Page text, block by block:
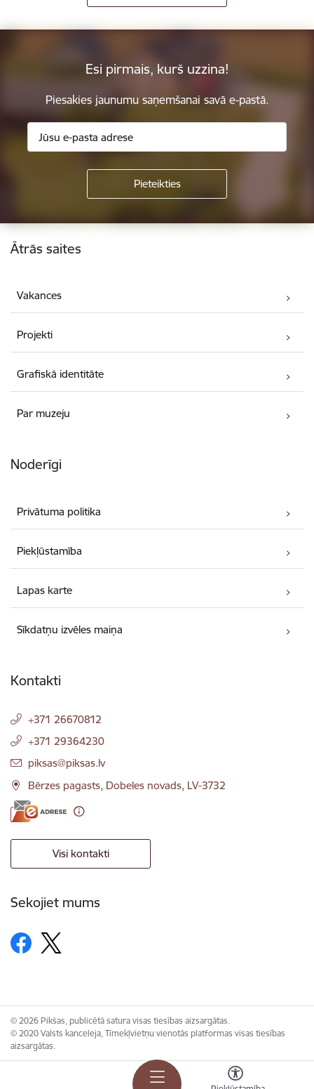
Esi pirmais, kurš uzzina!
Piesakies jaunumu saņemšanai savā e-pastā.
Kājene
Ātrās saites
Vakances
Projekti
Grafiskā identitāte
Par muzeju
Noderīgi
Privātuma politika
Piekļūstamība
Lapas karte
Sīkdatņu izvēles maiņa
Kontakti
+371 26670812
+371 29364230
E-pasts:
piksas@piksas.lv
Bērzes pagasts, Dobeles novads, LV-3732
Visi kontakti
Sekojiet mums
© 2026 Pikšas, publicētā satura visas tiesības aizsargātas.
© 2020 Valsts kanceleja, Tīmekļvietņu vienotās platformas visas tiesības
aizsargātas.